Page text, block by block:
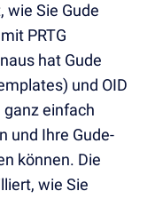
Sie Gude
PRTG
hat Gude
und OID
einfach
und Ihre Gude-
können. Die
wie Sie